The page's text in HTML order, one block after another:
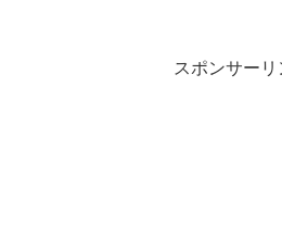
あったので、おそらく駆け込み
北
ア
スポンサーリ